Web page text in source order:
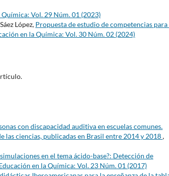
Química: Vol. 29 Núm. 01 (2023)
López, Propuesta de estudio de competencias para
en la Química: Vol. 30 Núm. 02 (2024)
con discapacidad auditiva en escuelas comunes.
las ciencias, publicadas en Brasil entre 2014 y 2018,
en el tema ácido-base?: Detección de
en la Química: Vol. 23 Núm. 01 (2017)